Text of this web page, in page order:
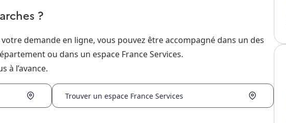
?
demande en ligne, vous pouvez être accompagné dans un des
ou dans un espace France Services.
à l’avance.
Trouver un espace France Services